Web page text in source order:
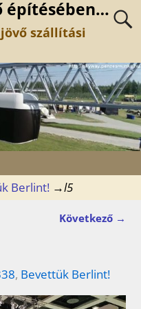
építésében…
szállítási
Berlint! →l5
Következő →
, Bevettük Berlint!